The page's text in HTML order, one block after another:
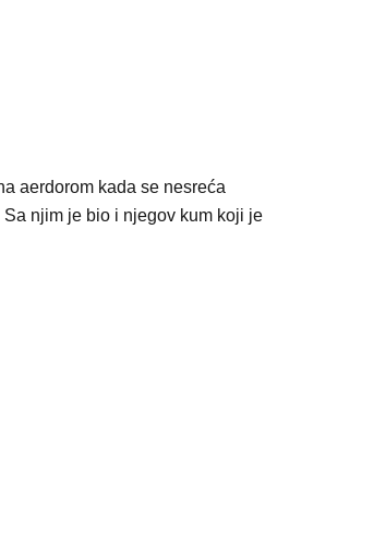
aerdorom kada se nesreća
njim je bio i njegov kum koji je